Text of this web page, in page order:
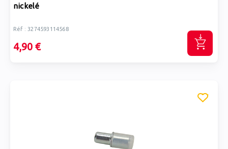
nickelé
Réf : 3274593114568
4,90 €